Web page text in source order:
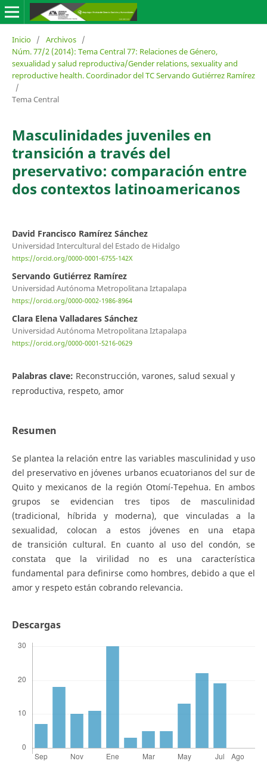
Inicio / Archivos /
Núm. 77/2 (2014): Tema Central 77: Relaciones de Género,
sexualidad y salud reproductiva/Gender relations, sexuality and
reproductive health. Coordinador del TC Servando Gutiérrez Ramírez
/
Tema Central
Masculinidades juveniles en
transición a través del
preservativo: comparación entre
dos contextos latinoamericanos
David Francisco Ramírez Sánchez
Universidad Intercultural del Estado de Hidalgo
https://orcid.org/0000-0001-6755-142X
Servando Gutiérrez Ramírez
Universidad Autónoma Metropolitana Iztapalapa
https://orcid.org/0000-0002-1986-8964
Clara Elena Valladares Sánchez
Universidad Autónoma Metropolitana Iztapalapa
https://orcid.org/0000-0001-5216-0629
Palabras clave: Reconstrucción, varones, salud sexual y
reproductiva, respeto, amor
Resumen
Se plantea la relación entre las variables masculinidad y uso
del preservativo en jóvenes urbanos ecuatorianos del sur de
Quito y mexicanos de la región Otomí-Tepehua. En ambos
grupos se evidencian tres tipos de masculinidad
(tradicional, híbrida y moderna), que vinculadas a la
sexualidad, colocan a estos jóvenes en una etapa
de transición cultural. En cuanto al uso del condón, se
constata que la virilidad no es una característica
fundamental para definirse como hombres, debido a que el
amor y respeto están cobrando relevancia.
Descargas